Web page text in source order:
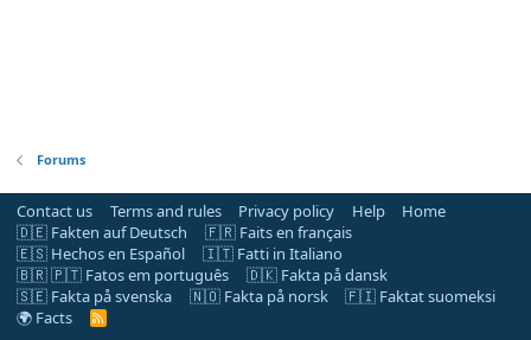
Forums
Contact us Terms and rules Privacy policy Help
Home
🇩🇪 Fakten auf Deutsch
🇫🇷 Faits en français
🇪🇸 Hechos en Español
🇮🇹 Fatti in Italiano
🇧🇷 🇵🇹 Fatos em português
🇩🇰 Fakta på dansk
🇸🇪 Fakta på svenska
🇳🇴 Fakta på norsk
🇫🇮 Faktat suomeksi
🌍 Facts
R